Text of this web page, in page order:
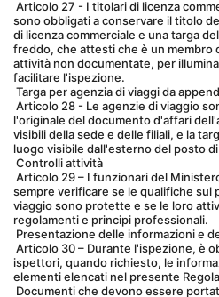
sono obbligati a conservare il titolo
di licenza commerciale e una targa
freddo, che attesti che è un membro
attività non documentate, per
facilitare l'ispezione.
Targa per agenzia di viaggi da
l'originale del documento d'affari
visibili della sede e delle filiali, e la
luogo visibile dall'esterno del posto
Controlli attività
sempre verificare se le qualifiche sul
viaggio sono protette e se le loro
regolamenti e principi professionali.
Presentazione delle informazioni e
ispettori, quando richiesto, le
elementi elencati nel presente